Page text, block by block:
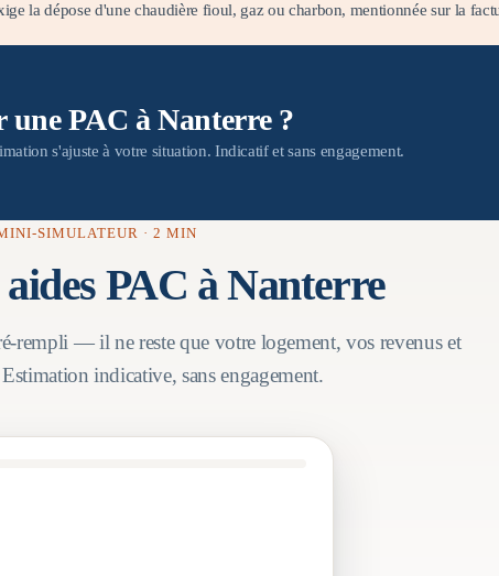
la dépose d'une chaudière fioul, gaz ou charbon, mentionnée sur la
PAC à Nanterre ?
s'ajuste à votre situation. Indicatif et sans engagement.
SIMULATEUR · 2 MIN
PAC àNanterre
rempli — il ne reste que votre logement, vos revenus et
indicative, sans engagement.